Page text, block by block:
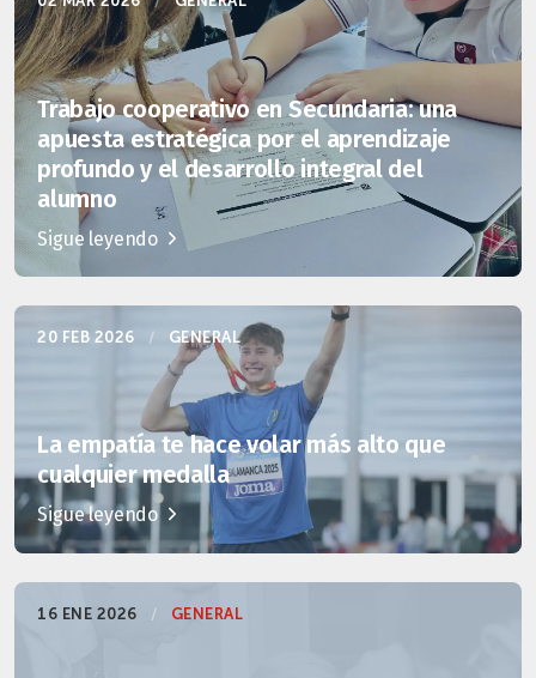
Trabajo cooperativo en Secundaria: una
apuesta estratégica por el aprendizaje
profundo y el desarrollo integral del
alumno
Sigue leyendo
20 FEB 2026 / GENERAL
La empatía te hace volar más alto que
cualquier medalla
Sigue leyendo
16 ENE 2026 / GENERAL